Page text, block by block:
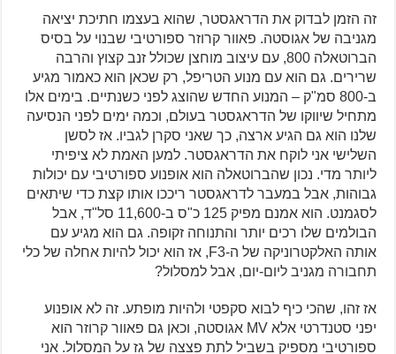
זה הזמן לבדוק את הדראגסטר, שהוא בעצמו חתיכת יציאה
מגניבה של אגוסטה. פאוור קרוזר ספורטיבי שבנוי על בסיס
הברוטאלה 800, עם עיצוב מוחצן שכולל זנב קצוץ והרבה
שרירים. גם הוא עם מנוע הטריפל, רק שכאן הוא כאמור מגיע
ב-800 סמ"ק – המנוע החדש שהוצג לפני כשנתיים. בימים אלו
מתחיל שיווקו של הדראגסטר בעולם, וכמה ימים לפני הנסיעה
שלנו הוא גם הגיע ארצה, כך שאני סקרן לגביו. אז לסשן
השלישי אני לוקח את הדראגסטר. למען האמת לא ציפיתי
ליותר מדי. נכון שהברוטאלה הוא אופנוע ספורטיבי עם יכולות
גבוהות, אבל במעבר לדראגסטר ריככו אותו קצת כדי שיתאים
לסגמנט. הוא אמנם מפיק 125 כ"ס ב-11,600 סל"ד, אבל
הבולמים שלו רכים יותר והתנוחה זקופה. גם הוא מגיע עם
אותה האלקטרוניקה של ה-F3, אז הוא יכול להיות אחלה של כלי
תחבורה מגניב ליום-יום, אבל למסלול?
אז זהו, שהכי כיף לבוא סקפטי ולהיות מופתע. זה לא אופנוע
יפני סטנדרטי אלא MV אגוסטה, וכאן גם פאוור קרוזר הוא
ספורטיבי מספיק בשביל לתת פצצה של גז על המסלול. אני